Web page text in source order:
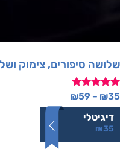
שלושה סיפורים, צימוק
דורג
מתוך 5
₪35
–
₪59
דיגיטלי
₪35